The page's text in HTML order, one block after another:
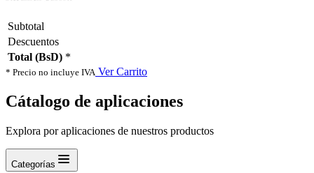
Subtotal
Descuentos
Total (BsD) *
* Precio no incluye IVA Ver Carrito
Cátalogo de aplicaciones
Explora por aplicaciones de nuestros productos
Categorías